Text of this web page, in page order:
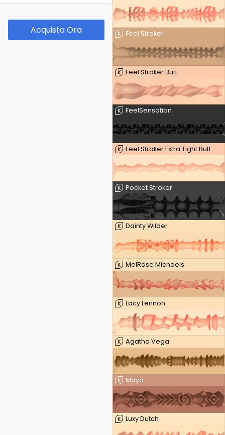
K Feel Stroker
K Feel Stroker Butt
K FeelSensation
K Feel Stroker Extra Tight Butt
K Pocket Stroker
K Dainty Wilder
K MelRose Michaels
K Lacy Lennon
K Agatha Vega
K Maya
K Luxy Dutch
Acquista Ora